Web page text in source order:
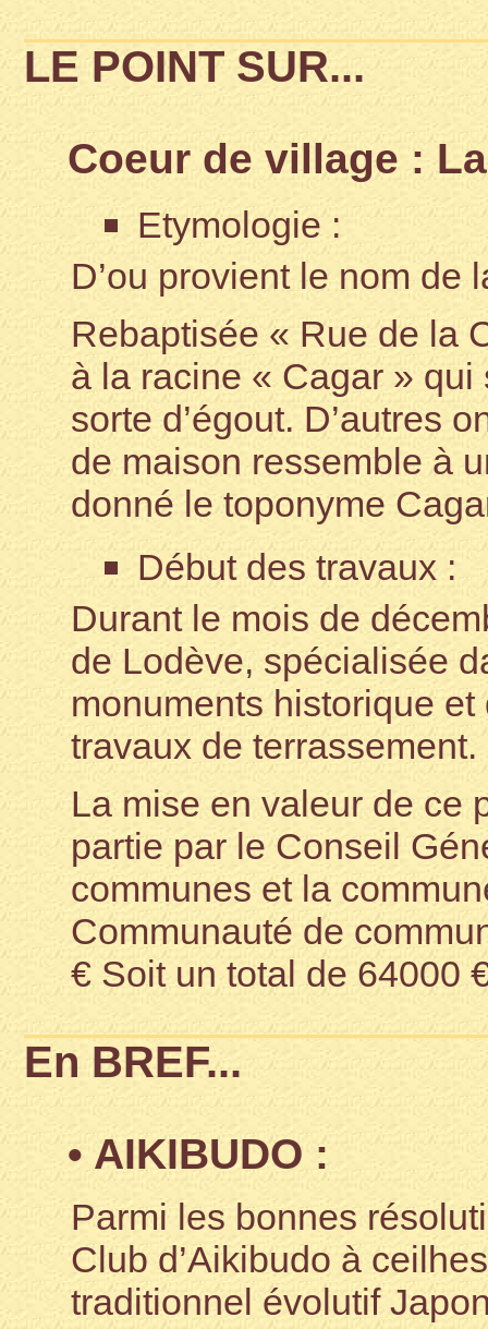
LE POINT SUR...
Coeur de village :
Etymologie :
D’ou provient le nom de
Rebaptisée « Rue de la
à la racine « Cagar »
sorte d’égout. D’autres
de maison ressemble à
donné le toponyme
Début des travaux :
Durant le mois de
de Lodève, spécialisée
monuments historique
travaux de terrassement.
La mise en valeur de ce
partie par le Conseil
communes et la
Communauté de
€ Soit un total de 64000
En BREF...
• AIKIBUDO :
Parmi les bonnes
Club d’Aikibudo à
traditionnel évolutif